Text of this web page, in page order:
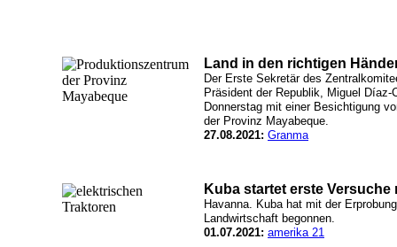
Land in den richtigen
Der Erste Sekretär des
Präsident der Republik, Miguel
Donnerstag mit einer Besichtigung
der Provinz Mayabeque.
27.08.2021: Granma
Kuba startet erste Versuche
Havanna. Kuba hat mit der
Landwirtschaft begonnen.
01.07.2021: amerika 21